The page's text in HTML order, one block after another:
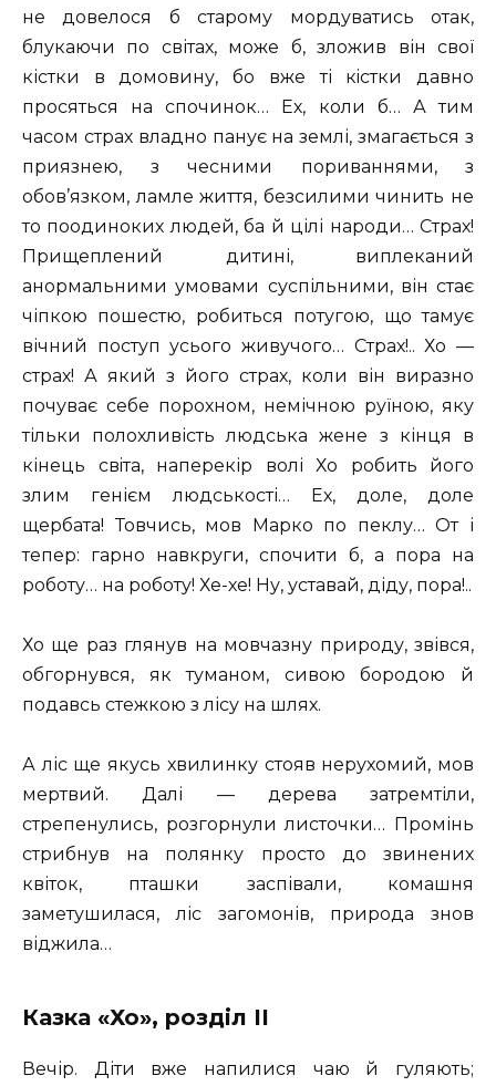
не довелося б старому мордуватись отак,
блукаючи по світах, може б, зложив він свої
кістки в домовину, бо вже ті кiстки давно
просяться на спочинок… Ех, коли б… А тим
часом страх владно панує на землі, змагається з
приязнею, з чесними пориваннями, з
обов’язком, ламле життя, безсилими чинить не
то поодиноких людей, ба й цілі народи… Страх!
Прищеплений дитині, виплеканий
анормальними умовами суспільними, він стає
чіпкою пошестю, робиться потугою, що тамує
вічний поступ усього живучого… Страх!.. Хо —
страх! А який з його страх, коли він виразно
почуває себе порохном, немічною руїною, яку
тільки полохливість людська жене з кінця в
кінець свiта, наперекір волі Хо робить його
злим генієм людськості… Ех, доле, доле
щербата! Товчись, мов Марко по пеклу… От і
тепер: гарно навкруги, спочити б, а пора на
роботу… на роботу! Хе-хе! Ну, уставай, діду, пора!..
Хо ще раз глянув на мовчазну природу, звівся,
обгорнувся, як туманом, сивою бородою й
подавсь стежкою з лісу на шлях.
А ліс ще якусь хвилинку стояв нерухомий, мов
мертвий. Далі — дерева затремтіли,
стрепенулись, розгорнули листочки… Промінь
стрибнув на полянку просто до звинених
квіток, пташки заспівали, комашня
заметушилася, ліс загомонів, природа знов
віджила…
Казка «Хо», розділ II
Вечір. Діти вже напилися чаю й гуляють;